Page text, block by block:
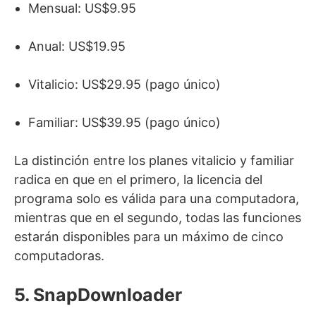
Mensual: US$9.95
Anual: US$19.95
Vitalicio: US$29.95 (pago único)
Familiar: US$39.95 (pago único)
La distinción entre los planes vitalicio y familiar
radica en que en el primero, la licencia del
programa solo es válida para una computadora,
mientras que en el segundo, todas las funciones
estarán disponibles para un máximo de cinco
computadoras.
5. SnapDownloader